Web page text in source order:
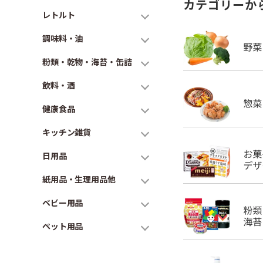
レトルト
調味料・油
粉類・乾物・海苔・缶詰
飲料・酒
健康食品
キッチン雑貨
日用品
紙用品・生理用品他
ベビー用品
ペット用品
カテゴリーか